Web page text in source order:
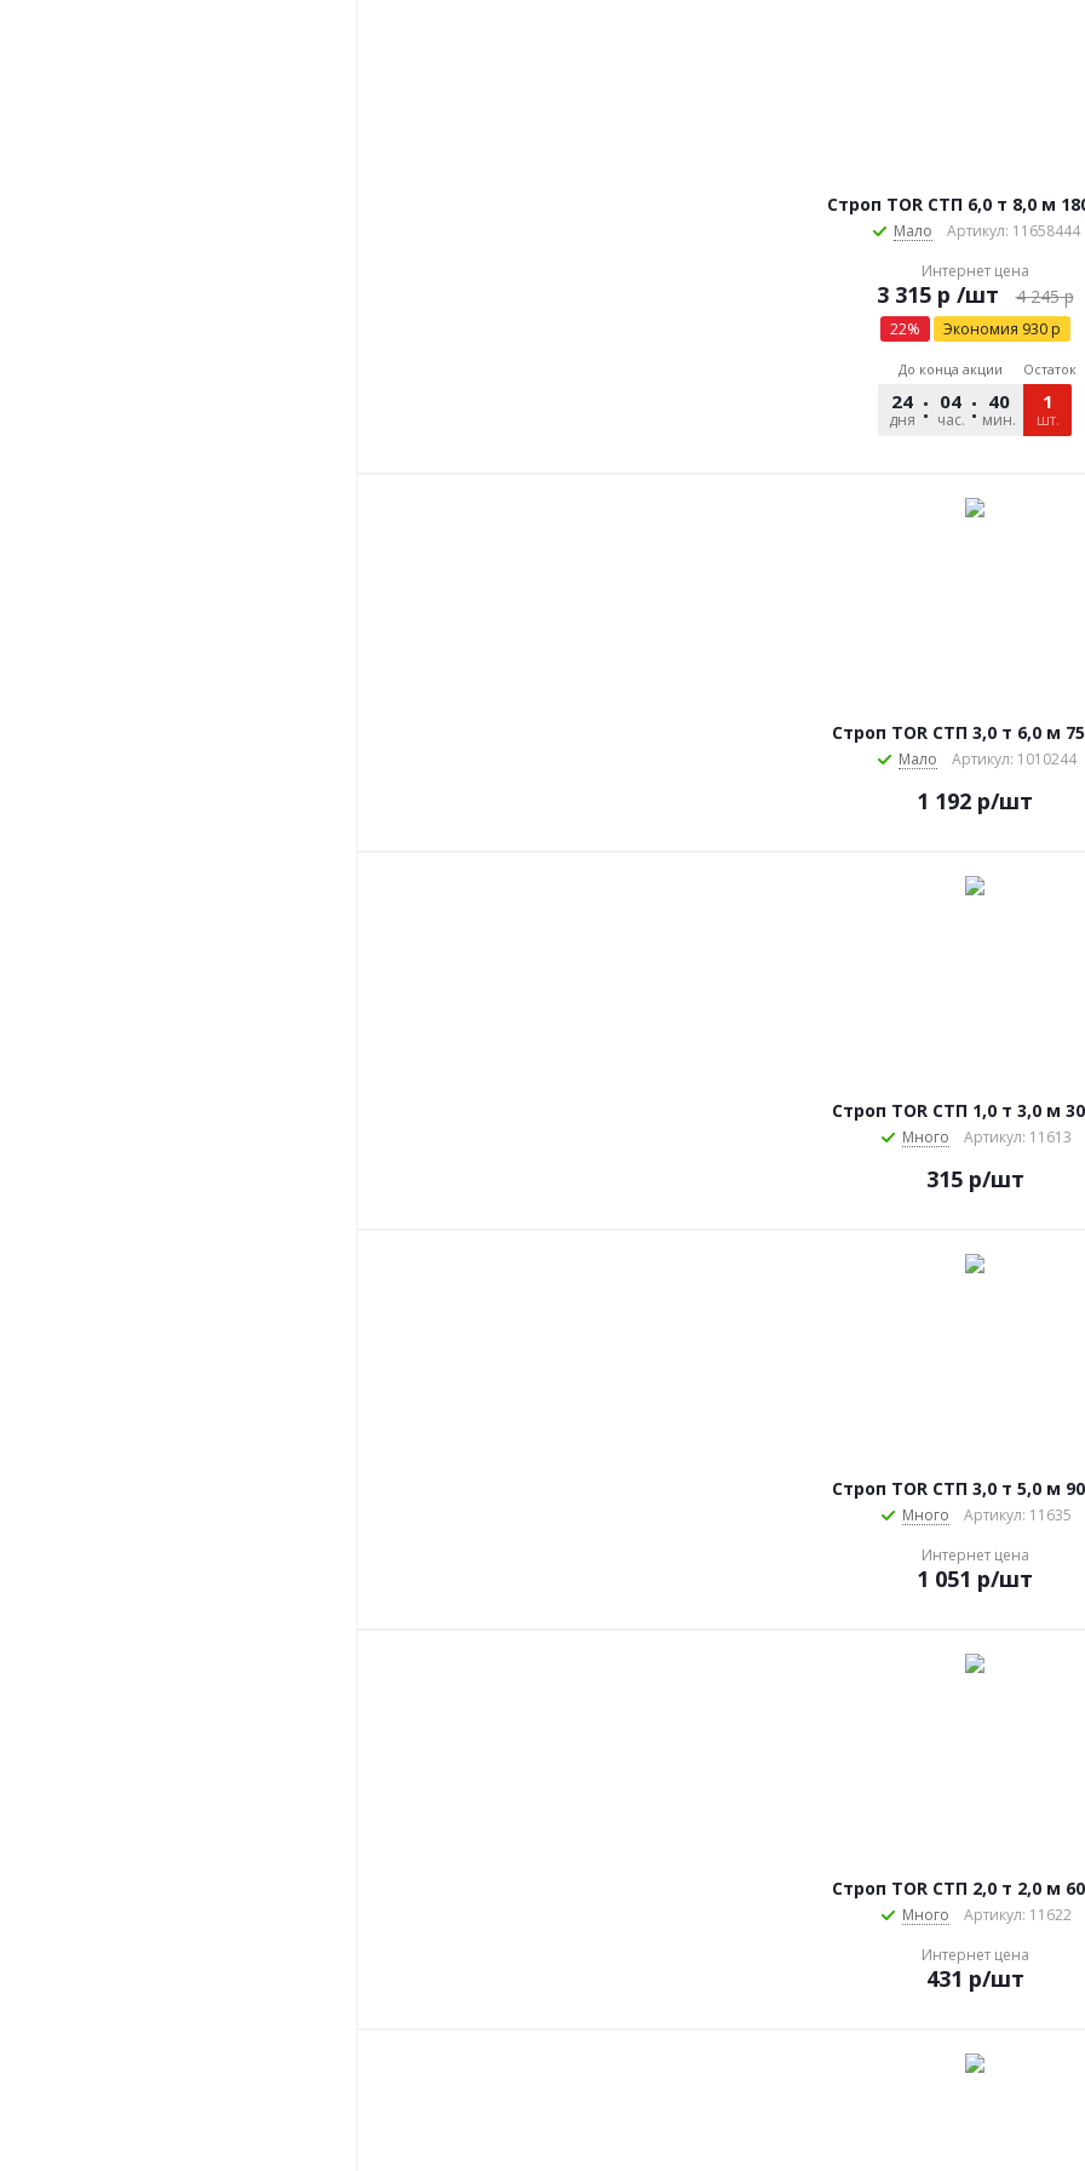
Строп TOR СТП 6,0 т 8,0 м
Мало
Артикул: 11658444
Интернет цена
р /шт 4 245р
22% Экономия 930р
До конца акции
24
дня
04
час.
40
мин.
39
сек.
Остаток
1
шт.
Строп TOR СТП 3,0 т 6,0 м
Мало Артикул: 1010244
1 192 р/шт
Строп TOR СТП 1,0 т 3,0 м
Много Артикул: 11613
315р/шт
Строп TOR СТП 3,0 т 5,0 м
Много
Артикул: 11635
Интернет цена
1 051 р/шт
Строп TOR СТП 2,0 т 2,0 м
Много
Артикул: 11622
Интернет цена
431 р/шт